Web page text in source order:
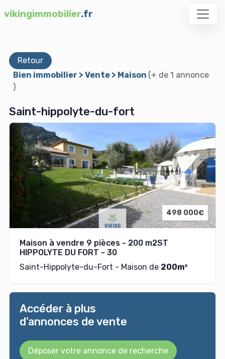
vikingimmobilier.fr
Retour
Bien immobilier > Vente > Maison (+ de 1 annonce
)
Saint-hippolyte-du-fort
498 000€
Maison à vendre 9 pièces - 200 m2ST
HIPPOLYTE DU FORT - 30
Saint-Hippolyte-du-Fort - Maison de 200m²
Accéder à plus
d'annonces de vente
Déposer votre annonce de recherche